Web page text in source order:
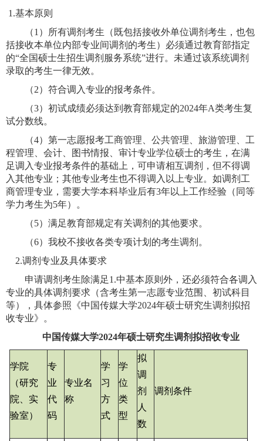
1.基本原则
（1 ）所有调剂考生（既包括接收外单位调剂考生，也包
括接收本单位内部专业间调剂的考生）必须通过教育部指定
的“全国硕士生招生调剂服务系统”进行。未通过该系统调剂
录取的考生一律无效。
（2）符合调入专业的报考条件。
（3）初试成绩必须达到教育部规定的2024年A类考生复
试分数线。
（4）第一志愿报考工商管理、公共管理、旅游管理、工
程管理、会计、图书情报、审计专业学位硕士的考生，在满
足调入专业报考条件的基础上，可申请相互调剂，但不得调
入其他专业；其他专业考生也不得调入以上专业。如调剂工
商管理专业，需要大学本科毕业后有3年以上工作经验（同等
学力考生为5年）。
（5）满足教育部规定有关调剂的其他要求。
（6）我校不接收各类专项计划的考生调剂。
2.调剂专业及具体要求
申请调剂考生除满足1.中基本原则外，还必须符合各调入
专业的具体调剂要求（含考生第一志愿专业范围、初试科目
等），具体参照《中国传媒大学2024年硕士研究生调剂拟招
收专业》。
中国传媒大学2024年硕士研究生调剂拟招收专业
学院
（研究
院、实
验室）
专
业
代
码
专业名
称
学
习
方
式
学
位
类
型
拟
调
剂
人
数
调剂条件